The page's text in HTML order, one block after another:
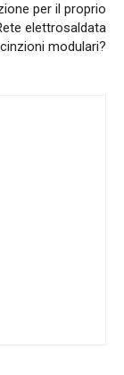
per il proprio
elettrosaldata
modulari?